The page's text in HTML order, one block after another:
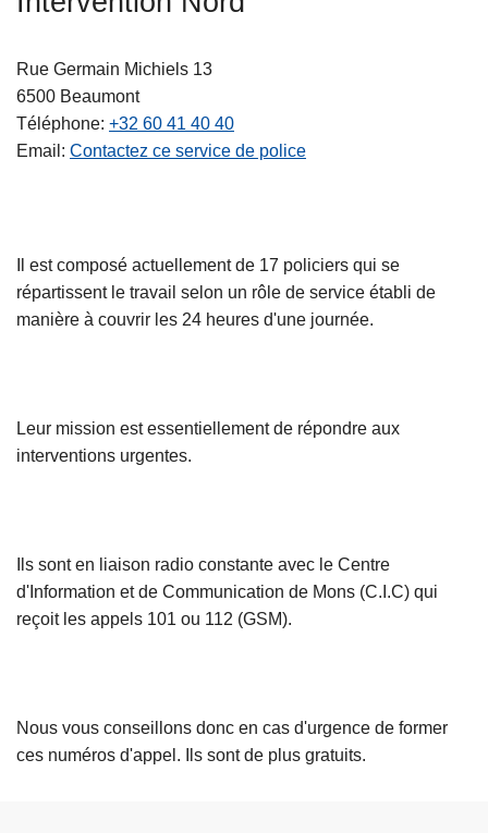
Rue Germain Michiels 13
6500 Beaumont
Téléphone +32 60 41 40 40
Email
Contactez ce service de police
Il est composé actuellement de 17 policiers qui se
répartissent le travail selon un rôle de service établi de
manière à couvrir les 24 heures d'une journée.
Leur mission est essentiellement de répondre aux
interventions urgentes.
Ils sont en liaison radio constante avec le Centre
d'Information et de Communication de Mons (C.I.C) qui
reçoit les appels 101 ou 112 (GSM).
Nous vous conseillons donc en cas d'urgence de former
ces numéros d'appel. Ils sont de plus gratuits.